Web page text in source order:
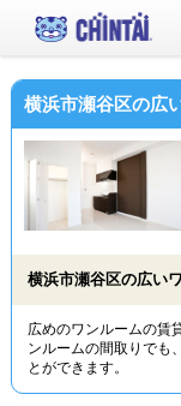
横浜市瀬谷区の広
横浜市瀬谷区の広い
広めのワンルームの賃
ンルームの間取りでも
とができます。